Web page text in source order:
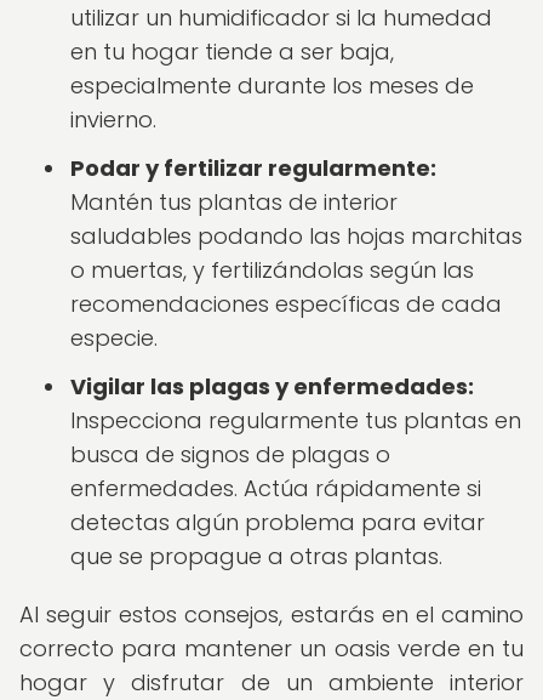
utilizar un humidificador si la humedad
en tu hogar tiende a ser baja,
especialmente durante los meses de
invierno.
Podar y fertilizar regularmente:
Mantén tus plantas de interior
saludables podando las hojas marchitas
o muertas, y fertilizándolas según las
recomendaciones específicas de cada
especie.
Vigilar las plagas y enfermedades:
Inspecciona regularmente tus plantas en
busca de signos de plagas o
enfermedades. Actúa rápidamente si
detectas algún problema para evitar
que se propague a otras plantas.
Al seguir estos consejos, estarás en el camino
correcto para mantener un oasis verde en tu
hogar y disfrutar de un ambiente interior